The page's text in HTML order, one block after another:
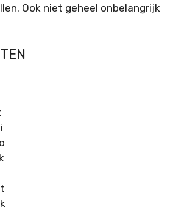
Ook niet geheel onbelangrijk